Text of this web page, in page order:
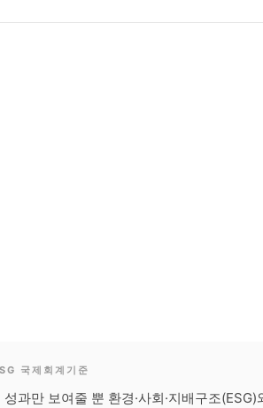
국제회계기준
과만 보여줄 뿐 환경·사회·지배구조(ESG)